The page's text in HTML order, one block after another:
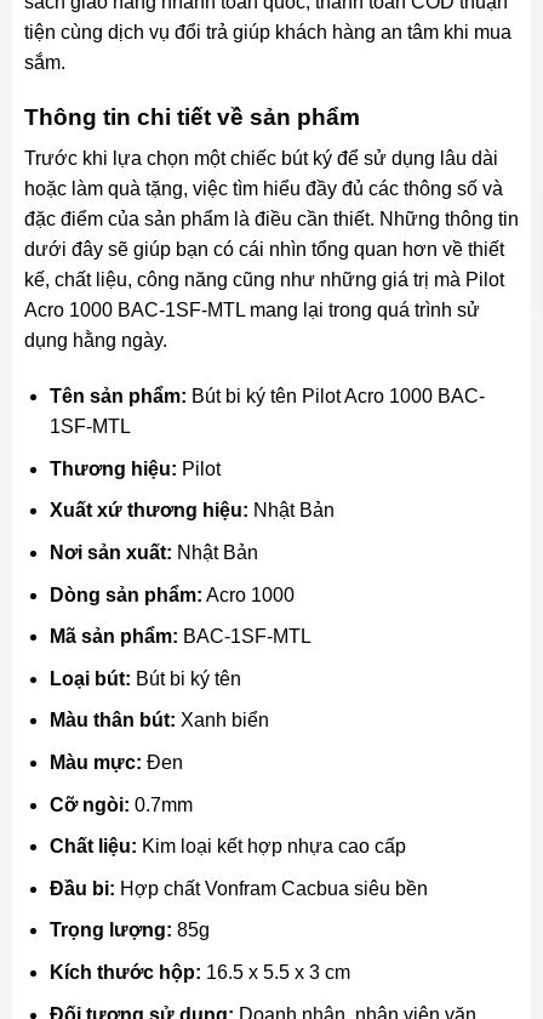
tiện cùng dịch vụ đổi trả giúp khách hàng an tâm khi mua
sắm.
Thông tin chi tiết về sản phẩm
Trước khi lựa chọn một chiếc bút ký để sử dụng lâu dài
hoặc làm quà tặng, việc tìm hiểu đầy đủ các thông số và
đặc điểm của sản phẩm là điều cần thiết. Những thông tin
dưới đây sẽ giúp bạn có cái nhìn tổng quan hơn về thiết
kế, chất liệu, công năng cũng như những giá trị mà Pilot
Acro 1000 BAC-1SF-MTL mang lại trong quá trình sử
dụng hằng ngày.
Tên sản phẩm: Bút bi ký tên Pilot Acro 1000 BAC-
1SF-MTL
Thương hiệu: Pilot
Xuất xứ thương hiệu: Nhật Bản
Nơi sản xuất: Nhật Bản
Dòng sản phẩm: Acro 1000
Mã sản phẩm: BAC-1SF-MTL
Loại bút: Bút bi ký tên
Màu thân bút: Xanh biển
Màu mực: Đen
Cỡ ngòi: 0.7mm
Chất liệu: Kim loại kết hợp nhựa cao cấp
Đầu bi: Hợp chất Vonfram Cacbua siêu bền
Trọng lượng: 85g
Kích thước hộp: 16.5 x 5.5 x 3 cm
Đối tượng sử dụng: Doanh nhân, nhân viên văn